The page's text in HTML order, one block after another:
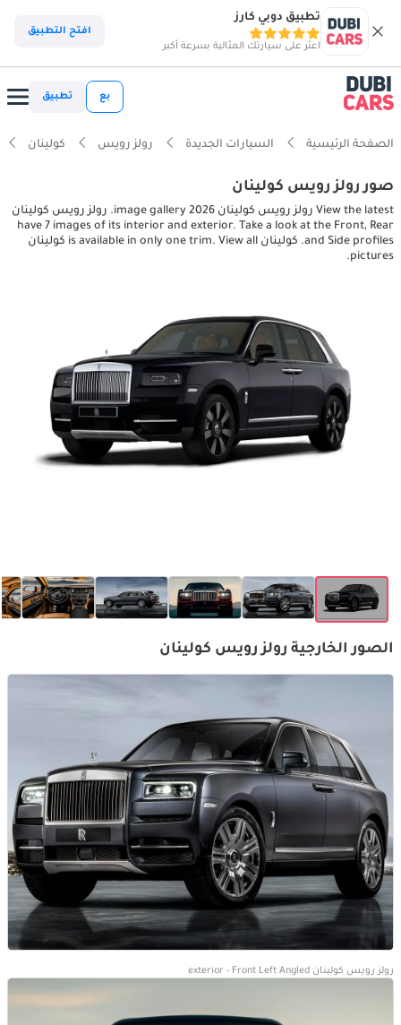
تطبيق دوبي كارز
اعثر على سيارتك المثالية بسرعة أكبر
افتح التطبيق
بع تطبيق
الصفحة الرئيسية السيارات الجديدة رولز رويس كولينان
صور رولز رويس كولينان
View the latest رولز رويس كولينان 2026 image gallery. رولز رويس كولينان
have 7 images of its interior and exterior. Take a look at the Front, Rear
and Side profiles. كولينان is available in only one trim. View all كولينان
pictures.
الصور الخارجية رولز رويس كولينان
رولز رويس كولينان exterior - Front Left Angled